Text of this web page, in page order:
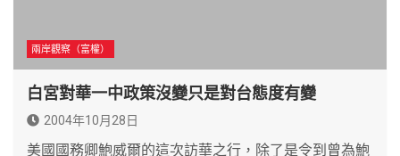
兩岸觀察（富權）
白宮對華一中政策沒變只是對台態度有變
2004年10月28日
美國國務卿鮑威爾的這次訪華之行，除了是令到曾為鮑